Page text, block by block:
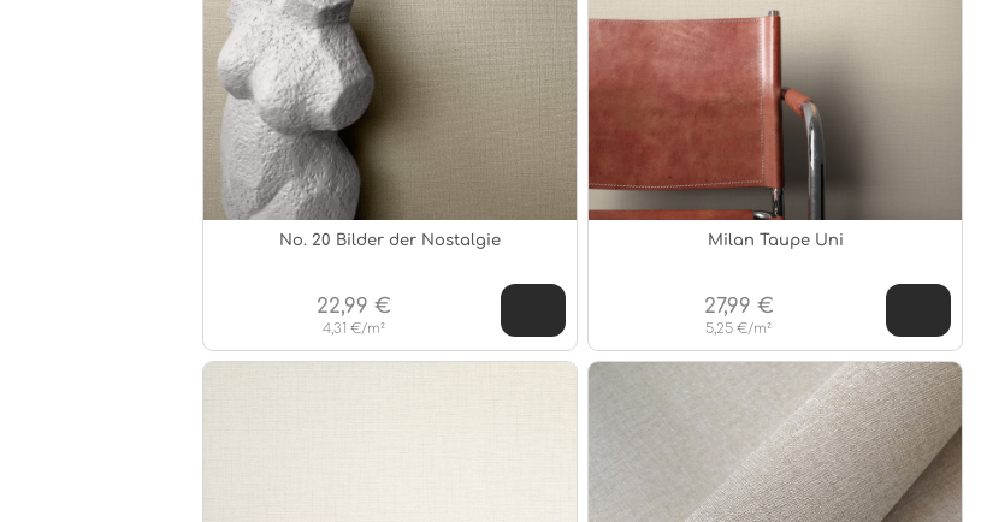
No. 20 Bilder der Nostalgie
4,31 €/m²
22,99 €
Milan Taupe Uni
5,25 €/m²
27,99 €